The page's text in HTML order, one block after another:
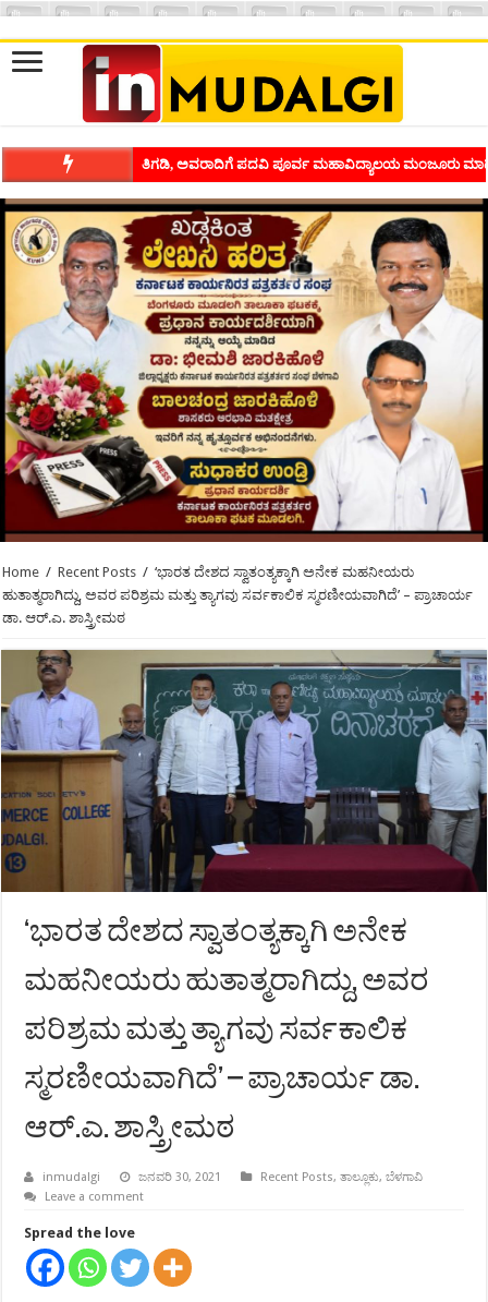
ತಿಗಡಿ, ಅವರಾದಿಗೆ ಪದವಿ ಪೂರ್ವ ಮಹಾವಿದ್ಯಾಲಯ ಮಂಜೂರು
Home / Recent Posts / ‘ಭಾರತ ದೇಶದ ಸ್ವಾತಂತ್ಯಕ್ಕಾಗಿ ಅನೇಕ ಮಹನೀಯರು
ಹುತಾತ್ಮರಾಗಿದ್ದು, ಅವರ ಪರಿಶ್ರಮ ಮತ್ತು ತ್ಯಾಗವು ಸರ್ವಕಾಲಿಕ ಸ್ಮರಣೀಯವಾಗಿದೆ’ – ಪ್ರಾಚಾರ್ಯ
ಡಾ. ಆರ್.ಎ. ಶಾಸ್ತ್ರೀಮಠ
‘ಭಾರತ ದೇಶದ ಸ್ವಾತಂತ್ಯಕ್ಕಾಗಿ ಅನೇಕ
ಮಹನೀಯರು ಹುತಾತ್ಮರಾಗಿದ್ದು, ಅವರ
ಪರಿಶ್ರಮ ಮತ್ತು ತ್ಯಾಗವು ಸರ್ವಕಾಲಿಕ
ಸ್ಮರಣೀಯವಾಗಿದೆ’ – ಪ್ರಾಚಾರ್ಯ ಡಾ.
ಆರ್.ಎ. ಶಾಸ್ತ್ರೀಮಠ
inmudalgi ಜನವರಿ 30, 2021 Recent Posts,ತಾಲ್ಲೂಕು,ಬೆಳಗಾವಿ
Leave a comment
Spread the love